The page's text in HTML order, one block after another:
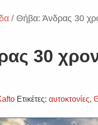
/ Θήβα: Άνδρας 30
30
Ετικέτες:αυτοκτονίες,